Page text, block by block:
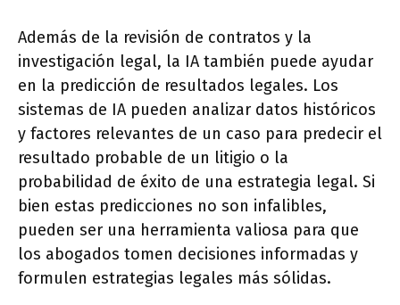
Además de la revisión de contratos y la
investigación legal, la IA también puede ayudar
en la predicción de resultados legales. Los
sistemas de IA pueden analizar datos históricos
y factores relevantes de un caso para predecir el
resultado probable de un litigio o la
probabilidad de éxito de una estrategia legal. Si
bien estas predicciones no son infalibles,
pueden ser una herramienta valiosa para que
los abogados tomen decisiones informadas y
formulen estrategias legales más sólidas.